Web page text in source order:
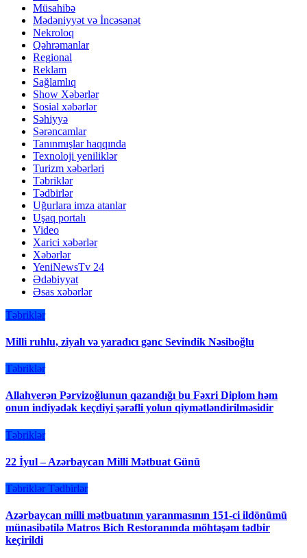
Müsahibə
Mədəniyyət və İncəsənət
Nekroloq
Qəhrəmanlar
Regional
Reklam
Sağlamlıq
Show Xəbərlər
Sosial xəbərlər
Səhiyyə
Sərəncamlar
Tanınmışlar haqqında
Texnoloji yeniliklər
Turizm xəbərləri
Təbriklər
Tədbirlər
Uğurlara imza atanlar
Uşaq portalı
Video
Xarici xəbərlər
Xəbərlər
YeniNewsTv 24
Ədəbiyyat
Əsas xəbərlər
Təbriklər
Milli ruhlu, ziyalı və yaradıcı gənc Sevindik Nəsiboğlu
Təbriklər
Allahverən Pərvizoğlunun qazandığı bu Fəxri Diplom həm
onun indiyədək keçdiyi şərəfli yolun qiymətləndirilməsidir
Təbriklər
22 İyul – Azərbaycan Milli Mətbuat Günü
Təbriklər Tədbirlər
Azərbaycan milli mətbuatının yaranmasının 151-ci ildönümü
münasibətilə Matros Bich Restoranında möhtəşəm tədbir
keçirildi